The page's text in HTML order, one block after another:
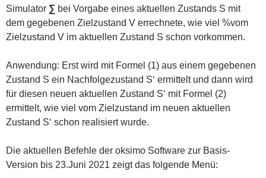
Simulator ∑ bei Vorgabe eines aktuellen Zustands S mit
dem gegebenen Zielzustand V errechnete, wie viel %vom
Zielzustand V im aktuellen Zustand S schon vorkommen.
Anwendung: Erst wird mit Formel (1) aus einem gegebenen
Zustand S ein Nachfolgezustand S‘ ermittelt und dann wird
für diesen neuen aktuellen Zustand S‘ mit Formel (2)
ermittelt, wie viel vom Zielzustand im neuen aktuellen
Zustand S‘ schon realisiert wurde.
Die aktuellen Befehle der oksimo Software zur Basis-
Version bis 23.Juni 2021 zeigt das folgende Menü: